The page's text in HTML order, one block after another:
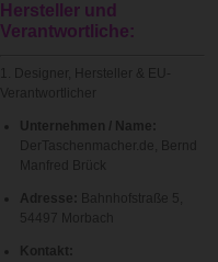
Hersteller und
Verantwortliche:
1. Designer, Hersteller & EU-
Verantwortlicher
Unternehmen / Name:
DerTaschenmacher.de, Bernd
Manfred Brück
Adresse:
Bahnhofstraße 5,
54497 Morbach
Kontakt: